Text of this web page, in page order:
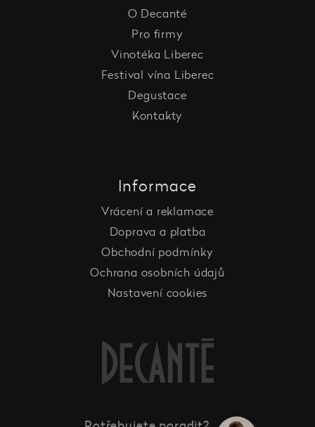
O Decanté
Pro firmy
Vinotéka Liberec
Festival vína Liberec
Degustace
Kontakty
Informace
Vrácení a reklamace
Doprava a platba
Obchodní podmínky
Ochrana osobních údajů
Nastavení cookies